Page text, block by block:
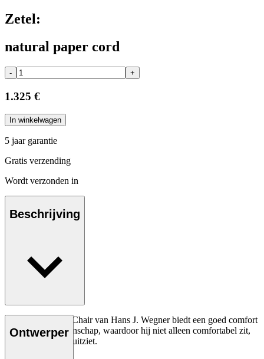
Zetel:
natural paper cord
- +
1.325 €
In winkelwagen
5 jaar garantie
Gratis verzending
Wordt verzonden in
Beschrijving
De CH37 Dining Chair van Hans J. Wegner biedt een goed comfort
en degelijk vakmanschap, waardoor hij niet alleen comfortabel zit,
maar er ook mooi uitziet.
Ontwerper